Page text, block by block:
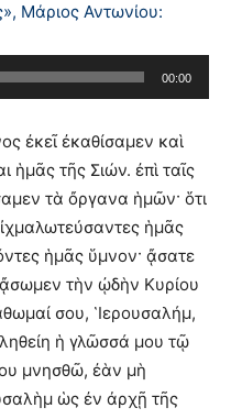
Μάριος Αντωνίου:
00:00
ἐκεῖ ἐκαθίσαμεν καὶ
τῆς Σιών. ἐπὶ ταῖς
τὰ ὄργανα ἡμῶν· ὅτι
ἡμᾶς
ἡμᾶς ὕμνον· ᾄσατε
τὴν ᾠδὴν Κυρίου
σου, ῾Ιερουσαλήμ,
ἡ γλῶσσά μου τῷ
μνησθῶ, ἐὰν μὴ
ὡς ἐν ἀρχῇ τῆς